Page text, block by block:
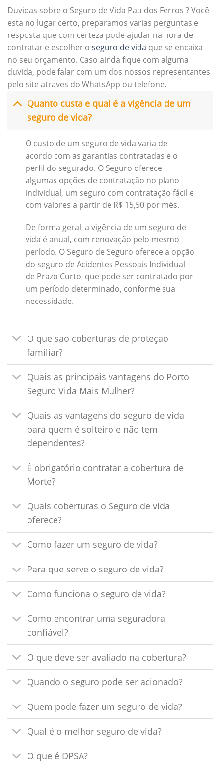
Duvidas sobre o Seguro de Vida Pau dos Ferros ? Você
esta no lugar certo, preparamos varias perguntas e
resposta que com certeza pode ajudar na hora de
contratar e escolher o seguro de vida que se encaixa
no seu orçamento. Caso ainda fique com alguma
duvida, pode falar com um dos nossos representantes
pelo site atraves do WhatsApp ou telefone.
Quanto custa e qual é a vigência de um
seguro de vida?
O custo de um seguro de vida varia de
acordo com as garantias contratadas e o
perfil do segurado. O Seguro oferece
algumas opções de contratação no plano
individual, um seguro com contratação fácil e
com valores a partir de R$ 15,50 por mês.
De forma geral, a vigência de um seguro de
vida é anual, com renovação pelo mesmo
período. O Seguro de Seguro oferece a opção
do seguro de Acidentes Pessoais Individual
de Prazo Curto, que pode ser contratado por
um período determinado, conforme sua
necessidade.
O que são coberturas de proteção
familiar?
Quais as principais vantagens do Porto
Seguro Vida Mais Mulher?
Quais as vantagens do seguro de vida
para quem é solteiro e não tem
dependentes?
É obrigatório contratar a cobertura de
Morte?
Quais coberturas o Seguro de vida
oferece?
Como fazer um seguro de vida?
Para que serve o seguro de vida?
Como funciona o seguro de vida?
Como encontrar uma seguradora
confiável?
O que deve ser avaliado na cobertura?
Quando o seguro pode ser acionado?
Quem pode fazer um seguro de vida?
Qual é o melhor seguro de vida?
O que é DPSA?